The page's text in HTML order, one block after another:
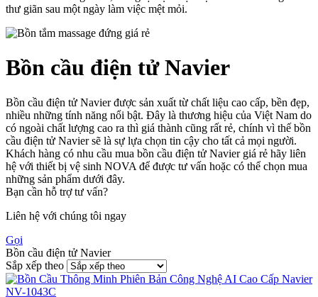
thư giãn sau một ngày làm việc mệt mỏi.
Bồn cầu điện tử Navier
Bồn cầu điện tử Navier được sản xuất từ chất liệu cao cấp, bền đẹp,
nhiều những tính năng nổi bật. Đây là thương hiệu của Việt Nam do
có ngoài chất lượng cao ra thì giá thành cũng rất rẻ, chính vì thế bồn
cầu điện tử Navier sẽ là sự lựa chọn tin cậy cho tất cả mọi người.
Khách hàng có nhu cầu mua bồn cầu điện tử Navier giá rẻ hãy liên
hệ với thiết bị vệ sinh NOVA để được tư vấn hoặc có thể chọn mua
những sản phẩm dưới đây.
Bạn cần hỗ trợ tư vấn?
Liên hệ với chúng tôi ngay
Gọi
Bồn cầu điện tử Navier
Sắp xếp theo